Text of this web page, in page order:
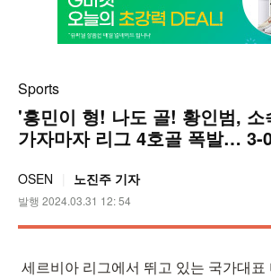
Sports
'흥민이 형! 나도 골! 황인범, 소
가자마자 리그 4호골 폭발… 3-
OSEN 노진주 기자
발행 2024.03.31 12: 54
세르비아 리그에서 뛰고 있는 국가대표